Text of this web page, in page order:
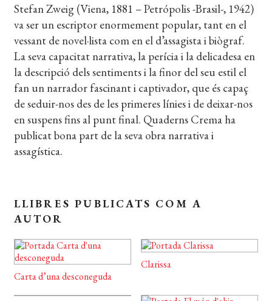
DISTRIBUCIÓ
CONTACTE
EL MEU COMPTE
CERCAR
WISHLIST
Stefan Zweig (Viena, 1881 – Petrópolis -Brasil-, 1942)
va ser un escriptor enormement popular, tant en el
vessant de novel·lista com en el d’assagista i biògraf.
La seva capacitat narrativa, la perícia i la delicadesa en
la descripció dels sentiments i la finor del seu estil el
fan un narrador fascinant i captivador, que és capaç
de seduir-nos des de les primeres línies i de deixar-nos
en suspens fins al punt final. Quaderns Crema ha
publicat bona part de la seva obra narrativa i
assagística.
LLIBRES PUBLICATS COM A
AUTOR
Carta d’una desconeguda
Clarissa